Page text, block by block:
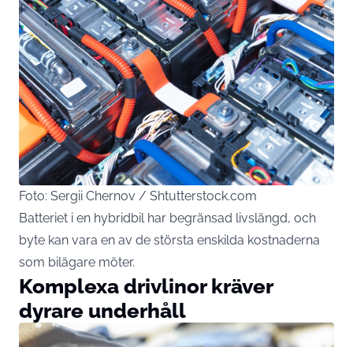
Foto: Sergii Chernov / Shtutterstock.com
Batteriet i en hybridbil har begränsad livslängd, och
byte kan vara en av de största enskilda kostnaderna
som bilägare möter.
Komplexa drivlinor kräver
dyrare underhåll